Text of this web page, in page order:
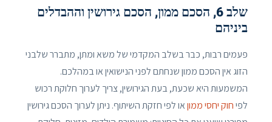
שלב 6, הסכם ממון, הסכם גירושין וההבדלים
ביניהם
פעמים רבות, כבר בשלב המקדמי של משא ומתן, מתברר שלבני
הזוג אין הסכם ממון שנחתם לפני הנישואין או במהלכם.
המשמעות היא שכעת, בעת הגירושין, צריך לערוך חלוקת רכוש
לפיחוק יחסי ממוןאו לפי חזקת השיתוף. ניתן לערוך הסכם גירושין